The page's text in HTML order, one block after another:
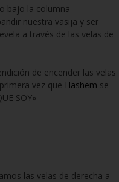
bajo la columna
nuestra vasija y ser
a través de las velas de
de encender las velas
vez que Hashem se
SOY»
las velas de derecha a